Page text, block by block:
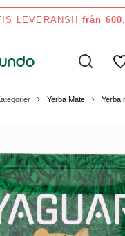
LEVERANS!! från
Yerba Mate Yerba